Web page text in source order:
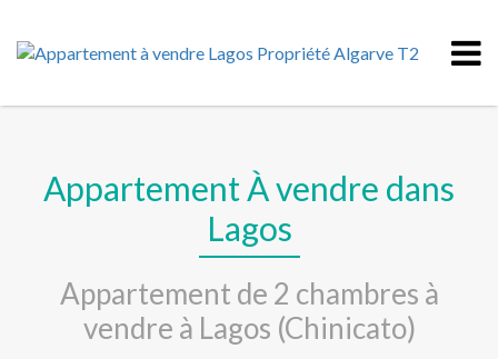
Appartement À vendre dans
Lagos
Appartement de 2 chambres à
vendre à Lagos (Chinicato)